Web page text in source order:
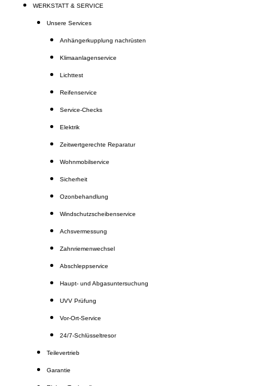
WERKSTATT & SERVICE
Unsere Services
Anhängerkupplung nachrüsten
Klimaanlagenservice
Lichttest
Reifenservice
Service-Checks
Elektrik
Zeitwertgerechte Reparatur
Wohnmobilservice
Sicherheit
Ozonbehandlung
Windschutzscheibenservice
Achsvermessung
Zahnriemenwechsel
Abschleppservice
Haupt- und Abgasuntersuchung
UVV Prüfung
Vor-Ort-Service
24/7-Schlüsseltresor
Teilevertrieb
Garantie